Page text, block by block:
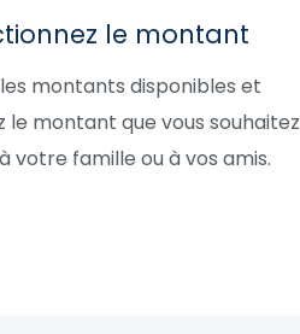
le montant
montants disponibles et
le montant que vous souhaitez
votre famille ou à vos amis.